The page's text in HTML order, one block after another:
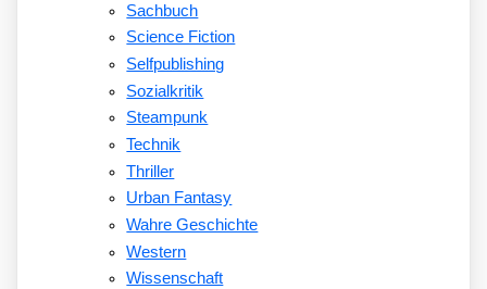
Sachbuch
Science Fiction
Selfpublishing
Sozialkritik
Steampunk
Technik
Thriller
Urban Fantasy
Wahre Geschichte
Western
Wissenschaft